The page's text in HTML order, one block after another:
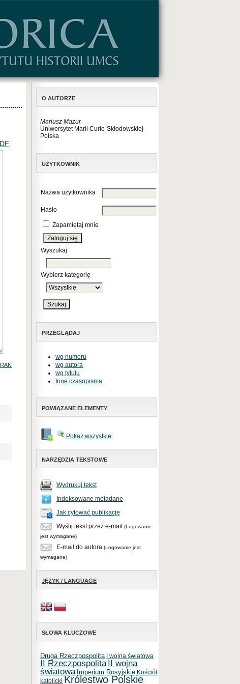
O AUTORZE
Mariusz Mazur
Uniwersytet Marii Curie-Skłodowskiej
Polska
UŻYTKOWNIK
Nazwa użytkownika
Hasło
Zapamiętaj mnie
Wyszukaj
Wybierz kategorię
PRZEGLĄDAJ
wg numeru
wg autora
wg tytułu
Inne czasopisma
POWIĄZANE ELEMENTY
Pokaż wszystkie
NARZĘDZIA TEKSTOWE
Wydrukuj tekst
Indeksowane metadane
Jak cytować publikację
Wyślij tekst przez e-mail
(Logowanie
jest wymagane)
E-mail do autora (Logowanie jest
wymagane)
JĘZYK / LANGUAGE
SŁOWA KLUCZOWE
Druga Rzeczpospolita I wojna światowa
II Rzeczpospolita II wojna
światowa Imperium Rosyjskie Kościół
katolicki Królestwo Polskie